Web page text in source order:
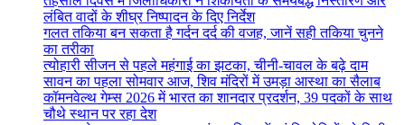
लंबित वादों के शीघ्र निष्पादन के दिए निर्देश
गलत तकिया बन सकता है गर्दन दर्द की वजह, जानें सही तकिया चुनने
का तरीका
त्योहारी सीजन से पहले महंगाई का झटका, चीनी-चावल के बढ़े दाम
सावन का पहला सोमवार आज, शिव मंदिरों में उमड़ा आस्था का सैलाब
कॉमनवेल्थ गेम्स 2026 में भारत का शानदार प्रदर्शन, 39 पदकों के साथ
चौथे स्थान पर रहा देश